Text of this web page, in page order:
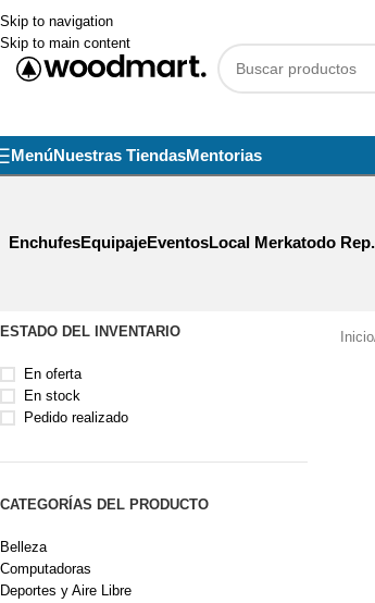
Skip to navigation
Skip to main content
MenúNuestras TiendasMentorias
EnchufesEquipajeEventosLocal Merkatodo
ESTADO DEL INVENTARIO
En oferta
En stock
Pedido realizado
CATEGORÍAS DEL PRODUCTO
Belleza
Computadoras
Deportes y Aire Libre
Inicio